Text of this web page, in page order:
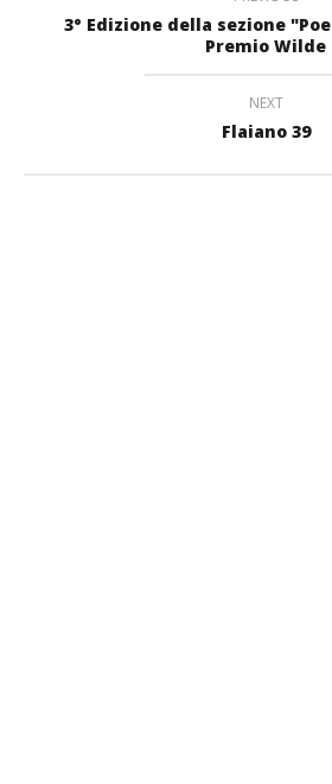
3° Edizione della sezione
Premio Wilde
NEXT
Flaiano 39